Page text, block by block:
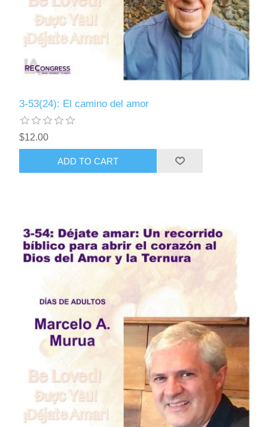
3-53(24): El camino del amor
$12.00
ADD TO CART